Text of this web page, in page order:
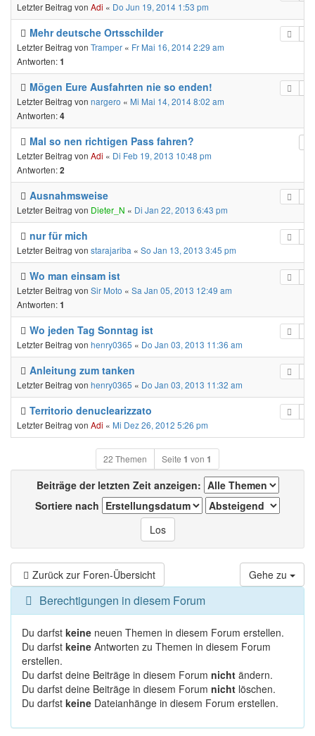
Letzter Beitrag von Adi « Do Jun 19, 2014 1:53 pm
Mehr deutsche Ortsschilder
Letzter Beitrag von Tramper « Fr Mai 16, 2014 2:29 am
Antworten:1
Mögen Eure Ausfahrten nie so enden!
Letzter Beitrag von nargero « Mi Mai 14, 2014 8:02 am
Antworten:4
Mal so nen richtigen Pass fahren?
Letzter Beitrag von Adi « Di Feb 19, 2013 10:48 pm
Antworten:2
Ausnahmsweise
Letzter Beitrag von Dieter_N « Di Jan 22, 2013 6:43 pm
nur für mich
Letzter Beitrag von starajariba « So Jan 13, 2013 3:45 pm
Wo man einsam ist
Letzter Beitrag von Sir Moto « Sa Jan 05, 2013 12:49 am
Antworten:1
Wo jeden Tag Sonntag ist
Letzter Beitrag von henry0365 « Do Jan 03, 2013 11:36 am
Anleitung zum tanken
Letzter Beitrag von henry0365 « Do Jan 03, 2013 11:32 am
Territorio denuclearizzato
Letzter Beitrag von Adi « Mi Dez 26, 2012 5:26 pm
22 Themen Seite 1 von 1
Beiträge der letzten Zeit anzeigen:
Sortiere nach
Zurück zur Foren-Übersicht Gehe zu
Berechtigungen in diesem Forum
Du darfst keine neuen Themen in diesem Forum erstellen.
Du darfst keine Antworten zu Themen in diesem Forum
erstellen.
Du darfst deine Beiträge in diesem Forum nicht ändern.
Du darfst deine Beiträge in diesem Forum nicht löschen.
Du darfst keine Dateianhänge in diesem Forum erstellen.